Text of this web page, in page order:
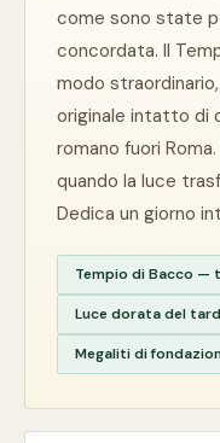
come sono state
concordata. Il
modo straordinario,
originale intatto di
romano fuori
quando la luce
Dedica un giorno
Tempio di Bacco —
Luce dorata del
Megaliti di